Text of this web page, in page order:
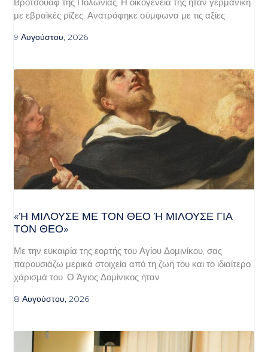
με εβραϊκές ρίζες. Ανατράφηκε σύμφωνα με τις αξίες
9 Αυγούστου, 2026
«Ή ΜΙΛΟΎΣΕ ΜΕ ΤΟΝ ΘΕΌ Ή ΜΙΛΟΎΣΕ ΓΙΑ ΤΟ
Ν ΘΕΌ»
Με την ευκαιρία της εορτής του Αγίου Δομινίκου, σας
παρουσιάζω μερικά στοιχεία από τη ζωή του και το ιδιαίτερο
χάρισμά του. Ο Άγιος Δομίνικος ήταν
8 Αυγούστου, 2026